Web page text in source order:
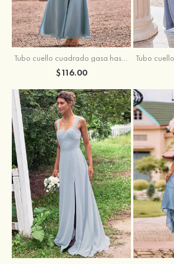
Tubo cuello cuadrado gasa hasta el suelo vestido de dama de honor
$116.00